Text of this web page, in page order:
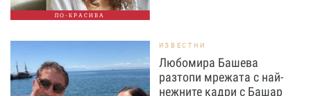
ПО-КРАСИВА
ИЗВЕСТНИ
Любомира Башева
разтопи мрежата с най-
нежните кадри с Башар